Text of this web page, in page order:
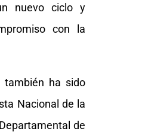
nuevo ciclo y
con la
también ha sido
Nacional de la
de